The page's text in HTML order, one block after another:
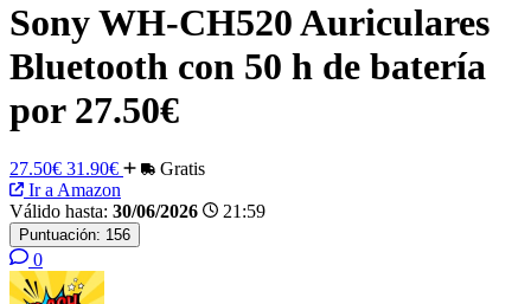
Sony WH-CH520 Auriculares
Bluetooth con 50 h de batería
por 27.50€
27.50€ 31.90€
Gratis
Ir a Amazon
Válido hasta: 30/06/2026 21:59
Puntuación: 156
0